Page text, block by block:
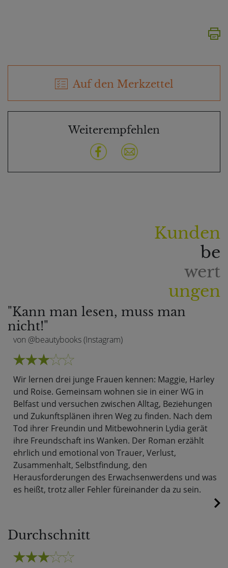
Auf den Merkzettel
Weiterempfehlen
Kunden
be
wert
ungen
"Kann man lesen, muss man
nicht!"
von @beautybooks (Instagram)
Wir lernen drei junge Frauen kennen: Maggie, Harley
und Roise. Gemeinsam wohnen sie in einer WG in
Belfast und versuchen zwischen Alltag, Beziehungen
und Zukunftsplänen ihren Weg zu finden. Nach dem
Tod ihrer Freundin und Mitbewohnerin Lydia gerät
ihre Freundschaft ins Wanken. Der Roman erzählt
ehrlich und emotional von Trauer, Verlust,
Zusammenhalt, Selbstfindung, den
Herausforderungen des Erwachsenwerdens und was
es heißt, trotz aller Fehler füreinander da zu sein.
Durchschnitt